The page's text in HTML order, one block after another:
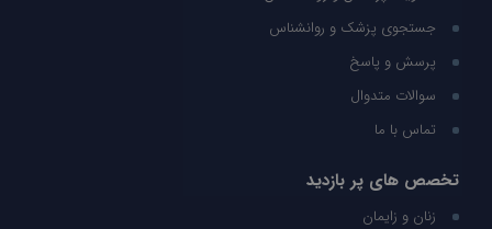
جستجوی پزشک و روانشناس
پرسش و پاسخ
سوالات متدوال
تماس با ما
تخصص های پر بازدید
زنان و زایمان